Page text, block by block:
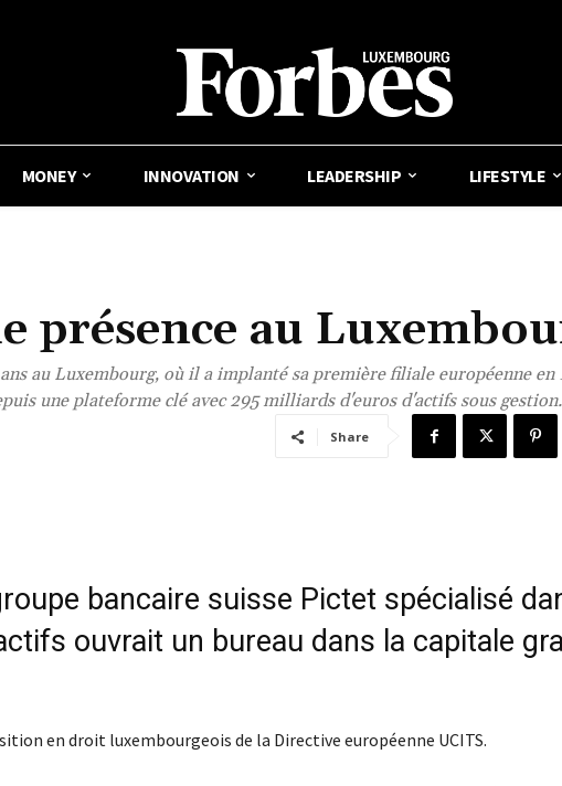
MONEY INNOVATION LEADERSHIP LIFESTYLE
présence au
au Luxembourg, où il a implanté sa première filiale européenne en
une plateforme clé avec 295 milliards d'euros d'actifs sous gestion.
Share
bancaire suisse Pictet spécialisé
ouvrait un bureau dans la capitale
en droit luxembourgeois de la Directive européenne UCITS.